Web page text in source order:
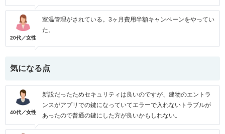
20代／女性
室温管理がされている。3ヶ月費用半額キャンペーンをやってい
た。
気になる点
40代／女性
新設だったためセキュリティは良いのですが、建物のエントラ
ンスがアプリでの鍵になっていてエラーで入れないトラブルが
あったので普通の鍵にした方が良いかもしれない。